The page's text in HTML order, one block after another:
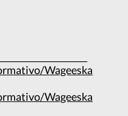
Wageeska
Wageeska